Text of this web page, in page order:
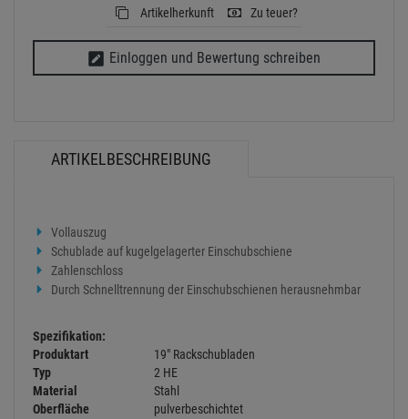
Artikelherkunft Zu teuer?
Einloggen und Bewertung schreiben
ARTIKELBESCHREIBUNG
Vollauszug
Schublade auf kugelgelagerter Einschubschiene
Zahlenschloss
Durch Schnelltrennung der Einschubschienen herausnehmbar
Spezifikation:
Produktart
19" Rackschubladen
Typ
2 HE
Material
Stahl
Oberfläche
pulverbeschichtet